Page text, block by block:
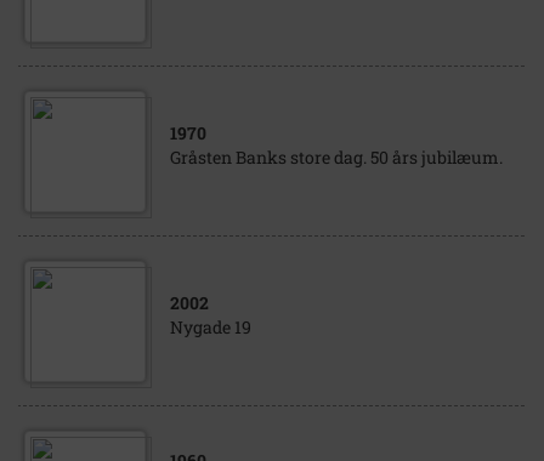
1970
Gråsten Banks store dag. 50 års jubilæum.
2002
Nygade 19